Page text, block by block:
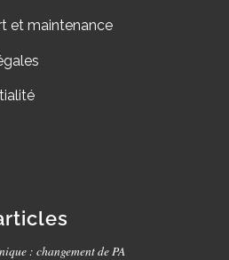
et maintenance
: changement de PA